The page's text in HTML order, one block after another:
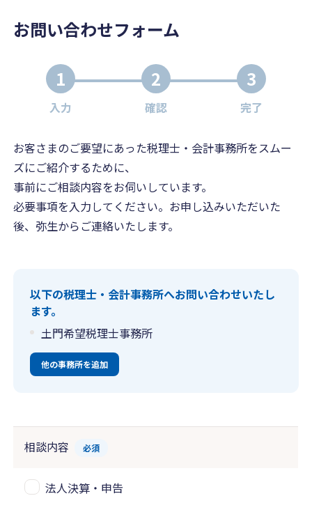
お問い合わせフォーム
1
入力
2
確認
3
完了
お客さまのご要望にあった税理士・会計事務所をスムー
ズにご紹介するために、
事前にご相談内容をお伺いしています。
必要事項を入力してください。お申し込みいただいた
後、弥生からご連絡いたします。
以下の税理士・会計事務所へお問い合わせいたし
ます。
土門希望税理士事務所
他の事務所を追加
相談内容 必須
法人決算・申告